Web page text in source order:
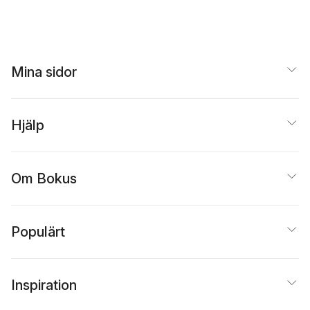
Christina Wiklund
Mina sidor
Hjälp
Om Bokus
Populärt
Inspiration